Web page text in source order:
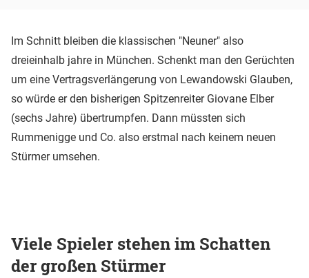
Im Schnitt bleiben die klassischen "Neuner" also
dreieinhalb jahre in München. Schenkt man den Gerüchten
um eine Vertragsverlängerung von Lewandowski Glauben,
so würde er den bisherigen Spitzenreiter Giovane Elber
(sechs Jahre) übertrumpfen. Dann müssten sich
Rummenigge und Co. also erstmal nach keinem neuen
Stürmer umsehen.
Viele Spieler stehen im Schatten
der großen Stürmer